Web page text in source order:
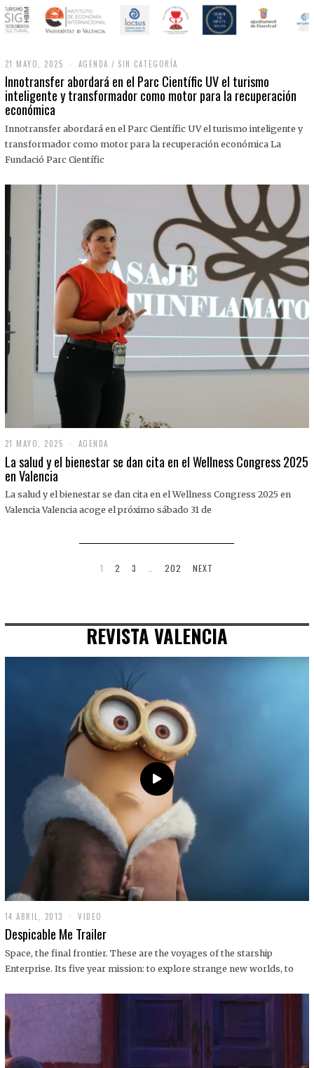
21 MAYO, 2025
M
A
Y
,
0
2
AGENDA / SIN CATEGORÍA
Innotransfer abordará en el Parc Científic UV el turismo
inteligente y transformador como motor para la recuperación
económica
Innotransfer abordará en el Parc Científic UV el turismo inteligente y
transformador como motor para la recuperación económica La
Fundació Parc Científic
21 MAYO, 2025
1
M
O
,
AGENDA
La salud y el bienestar se dan cita en el Wellness Congress 2025
en Valencia
La salud y el bienestar se dan cita en el Wellness Congress 2025 en
Valencia Valencia acoge el próximo sábado 31 de
1 2 3 202 NEXT
REVISTA VALENCIA
14 ABRIL, 2013
9
D
C
I
1
VIDEO
Despicable Me Trailer
Space, the final frontier. These are the voyages of the starship
Enterprise. Its five year mission: to explore strange new worlds, to